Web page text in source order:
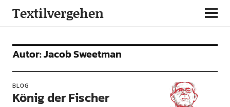
Textilvergehen
Autor:Jacob Sweetman
BLOG
König der Fischer